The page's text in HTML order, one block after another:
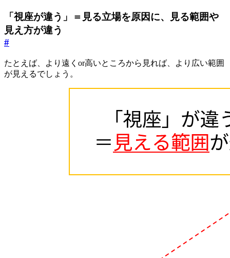
「視座が違う」＝見る立場を原因に、見る範囲や
見え方が違う
#
たとえば、より遠くor高いところから見れば、より広い範囲
が見えるでしょう。